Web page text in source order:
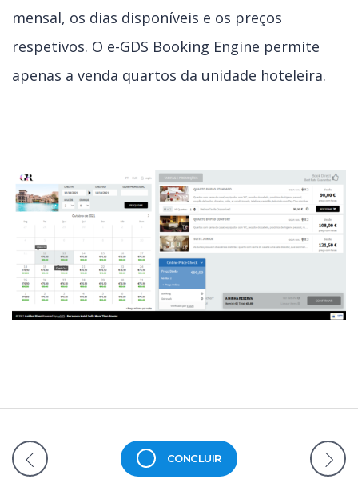
mensal, os dias disponíveis e os preços
respetivos. O e-GDS Booking Engine permite
apenas a venda quartos da unidade hoteleira.
CONCLUIR